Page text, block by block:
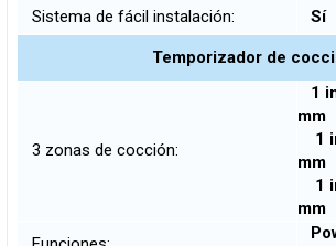
Sistema de fácil instalación:
Sí
Temporizador de
3 zonas de cocción:
1
mm
1
mm
1
mm